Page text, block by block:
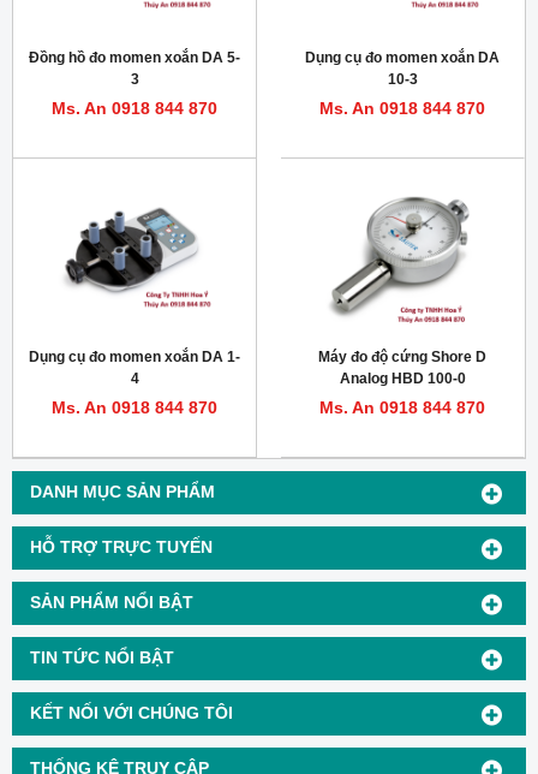
DANH MỤC SẢN PHẨM
HỖ TRỢ TRỰC TUYẾN
SẢN PHẨM NỔI BẬT
TIN TỨC NỔI BẬT
KẾT NỐI VỚI CHÚNG TÔI
THỐNG KÊ TRUY CẬP
Đồng hồ đo momen xoắn DA 5-
3
Ms. An 0918 844 870
Dụng cụ đo momen xoắn DA
10-3
Ms. An 0918 844 870
Dụng cụ đo momen xoắn DA 1-
4
Ms. An 0918 844 870
Máy đo độ cứng Shore D
Analog HBD 100-0
Ms. An 0918 844 870